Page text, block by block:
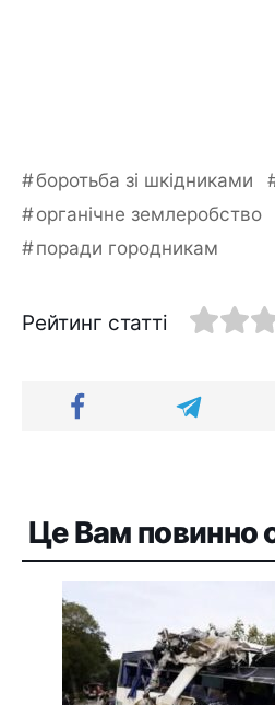
боротьба зі шкідниками
органічне землеробство
поради городникам
Рейтинг статті
Це Вам повинно